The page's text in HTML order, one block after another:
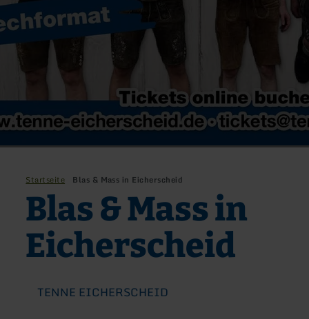
Startseite Blas & Mass in Eicherscheid
Blas & Mass in
Eicherscheid
TENNE EICHERSCHEID